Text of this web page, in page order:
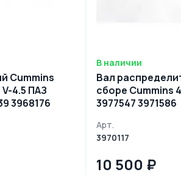
Cummins
V-4.5 ПАЗ
3968176
В наличии
Вал
сборе Cummins
3977547 3971586
Арт.
3970117
10 500 ₽